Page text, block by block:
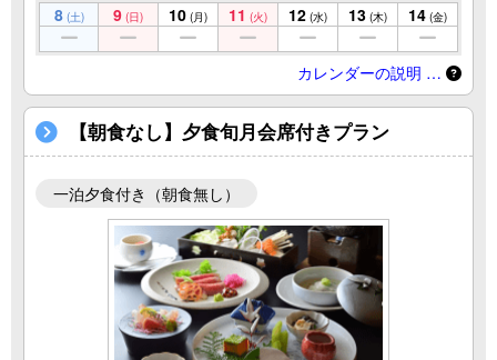
8 (土) 9 (日) 10 (月) 11 (火) 12 (水) 13 (木) 14 (金)
カレンダーの説明 …
【朝食なし】夕食旬月会席付きプラン
一泊夕食付き（朝食無し）